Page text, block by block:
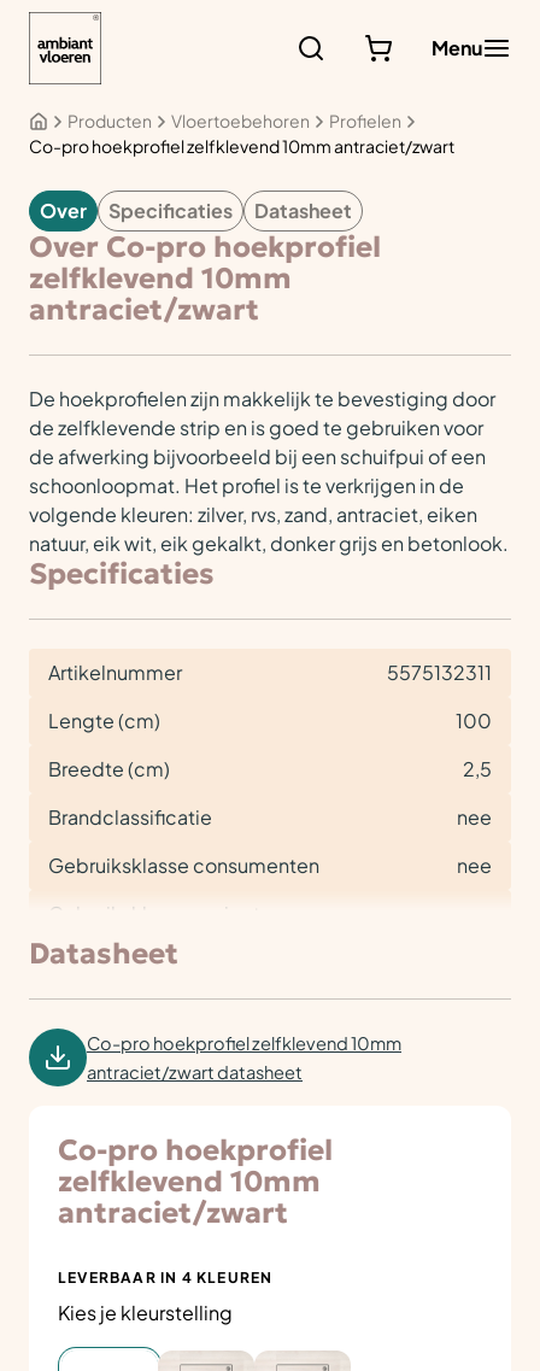
Menu
Producten Vloertoebehoren
Profielen
Co-pro hoekprofiel zelfklevend 10mm antraciet/zwart
VLOERTOEBEHOREN
Over Specificaties Datasheet
Over Co-pro hoekprofiel
zelfklevend 10mm
antraciet/zwart
De hoekprofielen zijn makkelijk te bevestiging door
de zelfklevende strip en is goed te gebruiken voor
de afwerking bijvoorbeeld bij een schuifpui of een
schoonloopmat. Het profiel is te verkrijgen in de
volgende kleuren: zilver, rvs, zand, antraciet, eiken
natuur, eik wit, eik gekalkt, donker grijs en betonlook.
Specificaties
Artikelnummer
5575132311
Lengte (cm)
100
Breedte (cm)
2,5
Brandclassificatie
nee
Gebruiksklasse consumenten
nee
Gebruiksklasse project
Datasheet
Co-pro hoekprofiel zelfklevend 10mm
antraciet/zwart datasheet
Co-pro hoekprofiel
zelfklevend 10mm
antraciet/zwart
LEVERBAAR IN 4 KLEUREN
Kies je kleurstelling